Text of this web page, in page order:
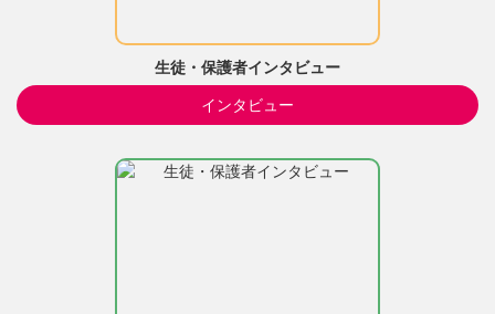
生徒・保護者インタビュー
インタビュー